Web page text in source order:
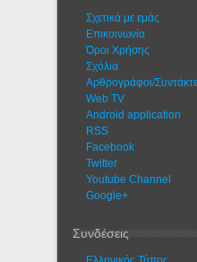
Σχετικά με εμάς
Eπικοινωνία
Όροι Χρήσης
Σχόλια
Αρθρογράφοι/
Web TV
Android application
RSS
Facebook
Twitter
Youtube Channel
Google+
Συνδέσεις